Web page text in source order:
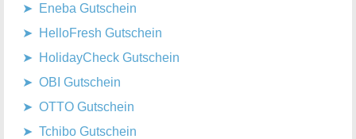
Eneba Gutschein
HelloFresh Gutschein
HolidayCheck Gutschein
OBI Gutschein
OTTO Gutschein
Tchibo Gutschein